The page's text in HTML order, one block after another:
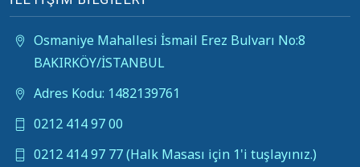
Osmaniye Mahallesi İsmail Erez Bulvarı No:8
BAKIRKÖY/İSTANBUL
Adres Kodu: 1482139761
0212 414 97 00
0212 414 97 77 (Halk Masası için 1'i tuşlayınız.)